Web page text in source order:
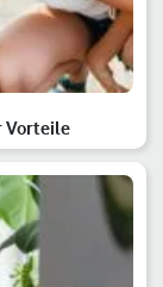
Vorteile